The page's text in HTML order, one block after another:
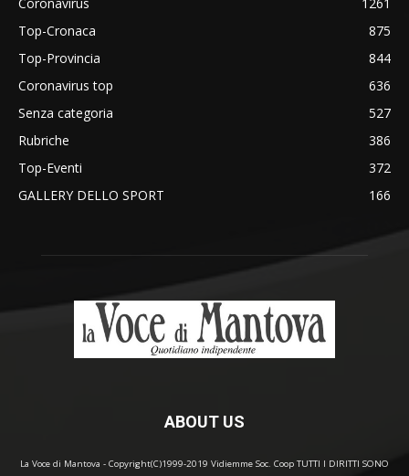
Top-Cronaca
875
Top-Provincia
844
Coronavirus top
636
Senza categoria
527
Rubriche
386
Top-Eventi
372
GALLERY DELLO SPORT
166
ABOUT US
La Voce di Mantova - Copyright(C)1999-2019 Vidiemme Soc. Coop TUTTI I DIRITTI SONO